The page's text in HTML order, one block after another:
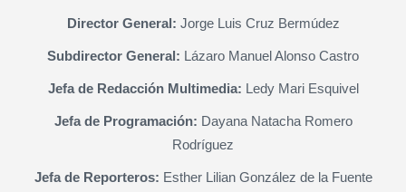
Director General: Jorge Luis Cruz Bermúdez
Subdirector General: Lázaro Manuel Alonso Castro
Jefa de Redacción Multimedia: Ledy Mari Esquivel
Jefa de Programación: Dayana Natacha Romero
Rodríguez
Jefa de Reporteros: Esther Lilian González de la Fuente